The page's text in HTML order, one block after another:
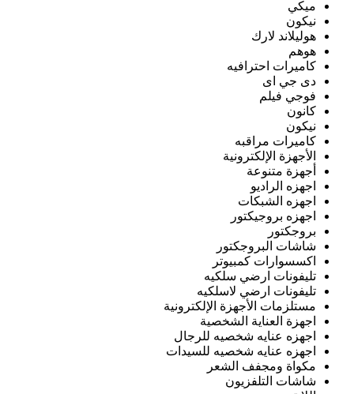
ميكي
نيكون
هوليلاند لارك
هوهم
كاميرات احترافيه
دى جي اى
فوجي فيلم
كانون
نيكون
كاميرات مراقبه
الأجهزة الإلكترونية
أجهزة متنوعة
اجهزه الراديو
اجهزه الشبكات
اجهزه بروجيكتور
بروجكتور
شاشات البروجكتور
اكسسوارات كمبيوتر
تليفونات ارضي سلكيه
تليفونات ارضي لاسلكيه
مستلزمات الأجهزة الإلكترونية
اجهزة العناية الشخصية
اجهزه عنايه شخصيه للرجال
اجهزه عنايه شخصيه للسيدات
مكواة ومجفف الشعر
شاشات التلفزيون